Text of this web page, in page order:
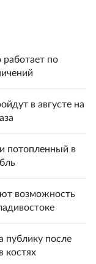
по
в августе на
потопленный в
возможность
публику после
костях